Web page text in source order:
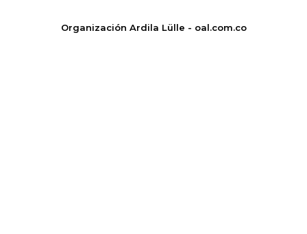
Organización Ardila Lülle - oal.com.co